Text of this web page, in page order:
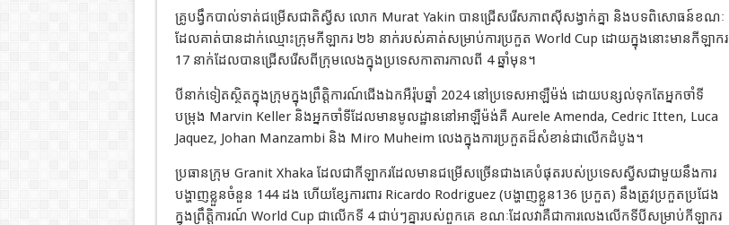
គ្រូបង្វឹកបាល់ទាត់ជម្រើសជាតិស្វីស លោក Murat Yakin បានជ្រើសរើសភាពស៊ីសង្វាក់គ្នា និងបទពិសោធន៍ខណៈ
ដែលគាត់បានដាក់ឈ្មោះក្រុមកីឡាករ ២៦ នាក់របស់គាត់សម្រាប់ការប្រកួត World Cup ដោយក្នុងនោះមានកីឡាករ
17 នាក់ដែលបានជ្រើសរើសពីក្រុមលេងក្នុងប្រទេសកាតារកាលពី 4 ឆ្នាំមុន។
បីនាក់ទៀតស្ថិតក្នុងក្រុមក្នុងព្រឹត្តិការណ៍ជើងឯកអឺរ៉ុបឆ្នាំ 2024 នៅប្រទេសអាឡឺម៉ង់ ដោយបន្សល់ទុកតែអ្នកចាំទី
បម្រុង Marvin Keller និងអ្នកចាំទីដែលមានមូលដ្ឋាននៅអាឡឺម៉ង់គឺ Aurele Amenda, Cedric Itten, Luca
Jaquez, Johan Manzambi និង Miro Muheim លេងក្នុងការប្រកួតដ៏សំខាន់ជាលើកដំបូង។
ប្រធានក្រុម Granit Xhaka ដែលជាកីឡាករដែលមានជម្រើសច្រើនជាងគេបំផុតរបស់ប្រទេសស្វីសជាមួយនឹងការ
បង្ហាញខ្លួនចំនួន 144 ដង ហើយខ្សែការពារ Ricardo Rodriguez (បង្ហាញខ្លួន136 ប្រកួត) នឹងត្រូវប្រកួតប្រជែង
ក្នុងព្រឹត្តិការណ៍ World Cup ជាលើកទី 4 ជាប់ៗគ្នារបស់ពួកគេ ខណៈដែលវាគឺជាការលេងលើកទីបីសម្រាប់កីឡាករ